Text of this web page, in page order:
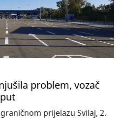
problem, vozač
prijelazu Svilaj, 2.